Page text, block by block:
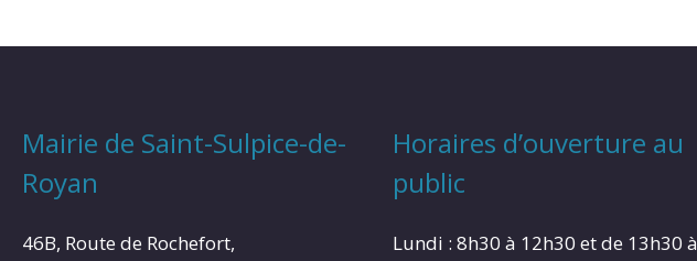
Mairie de Saint-Sulpice-de-
Royan
46B, Route de Rochefort,
Horaires d’ouverture au
public
Lundi : 8h30 à 12h30 et de 13h30 à